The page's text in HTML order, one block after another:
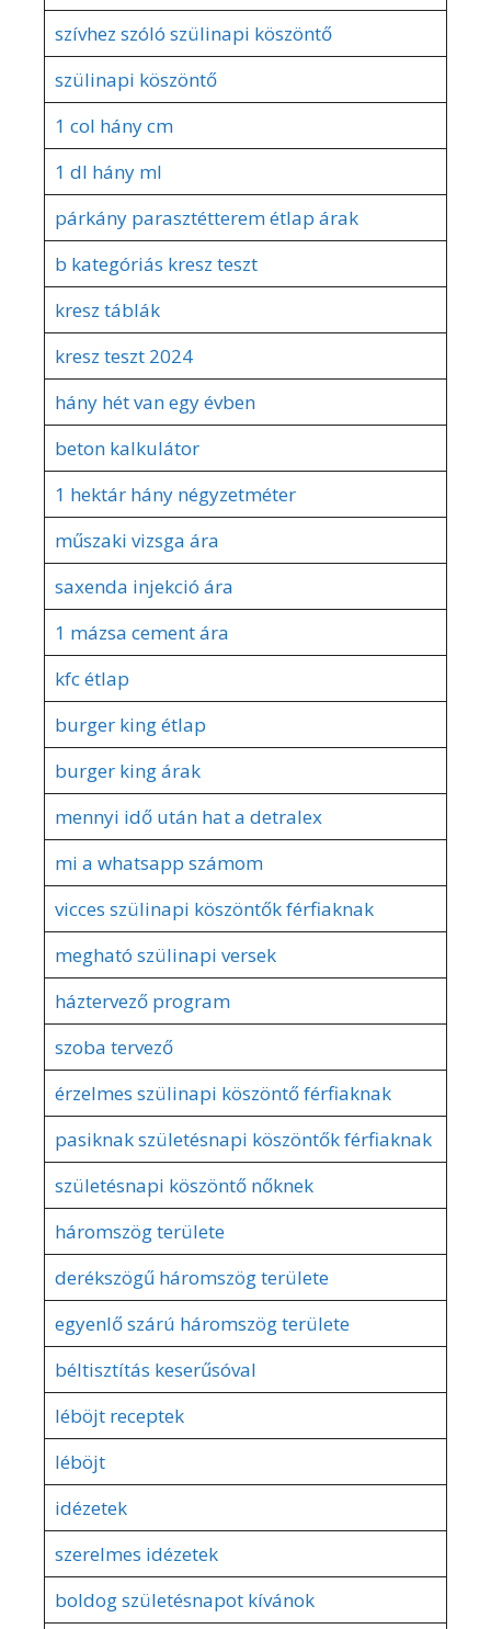
szívhez szóló szülinapi köszöntő
szülinapi köszöntő
1 col hány cm
1 dl hány ml
párkány parasztétterem étlap árak
b kategóriás kresz teszt
kresz táblák
kresz teszt 2024
hány hét van egy évben
beton kalkulátor
1 hektár hány négyzetméter
műszaki vizsga ára
saxenda injekció ára
1 mázsa cement ára
kfc étlap
burger king étlap
burger king árak
mennyi idő után hat a detralex
mi a whatsapp számom
vicces szülinapi köszöntők férfiaknak
megható szülinapi versek
háztervező program
szoba tervező
érzelmes szülinapi köszöntő férfiaknak
pasiknak születésnapi köszöntők férfiaknak
születésnapi köszöntő nőknek
háromszög területe
derékszögű háromszög területe
egyenlő szárú háromszög területe
béltisztítás keserűsóval
léböjt receptek
léböjt
idézetek
szerelmes idézetek
boldog születésnapot kívánok